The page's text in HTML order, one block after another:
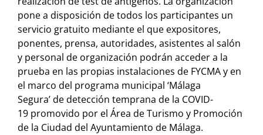
pone a disposición de todos los participantes un
servicio gratuito mediante el que expositores,
ponentes, prensa, autoridades, asistentes al salón
y personal de organización podrán acceder a la
prueba en las propias instalaciones de FYCMA y en
el marco del programa municipal ‘Málaga
Segura’ de detección temprana de la COVID-
19 promovido por el Área de Turismo y Promoción
de la Ciudad del Ayuntamiento de Málaga.